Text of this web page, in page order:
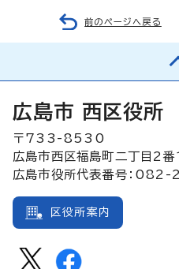
前のページへ戻る
広島市 西区役所
〒733-8530
広島市西区福島町二丁目2番
広島市役所代表番号：
区役所案内